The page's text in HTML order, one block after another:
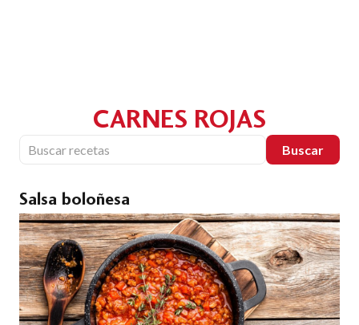
CARNES ROJAS
Buscar
Salsa boloñesa